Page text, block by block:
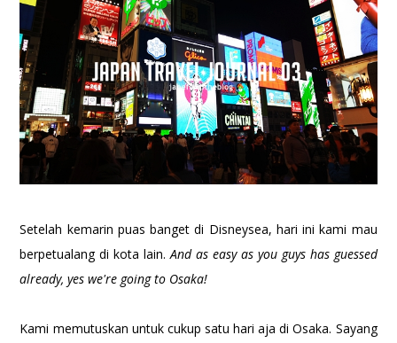
Setelah kemarin puas banget di Disneysea, hari ini kami mau
berpetualang di kota lain.And as easy as you guys has guessed
already, yes we're going to Osaka!
Kami memutuskan untuk cukup satu hari aja di Osaka. Sayang